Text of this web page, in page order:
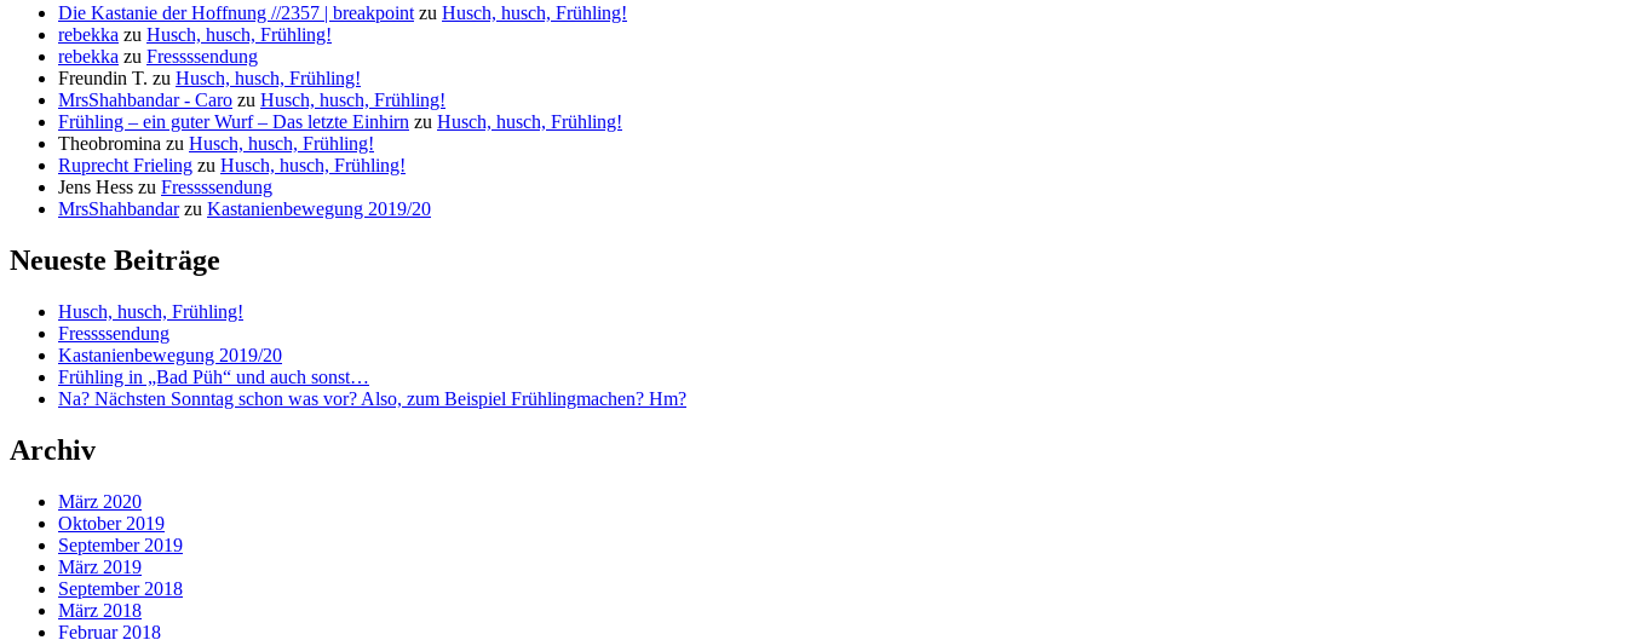
Die Kastanie der Hoffnung //2357 | breakpoint zu Husch, husch, Frühling!
rebekka zu Husch, husch, Frühling!
rebekka zu Fressssendung
Freundin T. zu Husch, husch, Frühling!
MrsShahbandar - Caro zu Husch, husch, Frühling!
Frühling – ein guter Wurf – Das letzte Einhirn zu Husch, husch, Frühling!
Theobromina zu Husch, husch, Frühling!
Ruprecht Frieling zu Husch, husch, Frühling!
Jens Hess zu Fressssendung
MrsShahbandarzu Kastanienbewegung 2019/20
Neueste Beiträge
Husch, husch, Frühling!
Fressssendung
Kastanienbewegung 2019/20
Frühling in „Bad Püh“ und auch sonst…
Na? Nächsten Sonntag schon was vor? Also, zum Beispiel Frühlingmachen? Hm?
Archiv
März 2020
Oktober 2019
September 2019
März 2019
September 2018
März 2018
Februar 2018